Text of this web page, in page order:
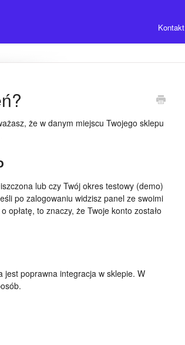
Kontakt
że w danym miejscu Twojego sklepu
lub czy Twój okres testowy (demo)
po zalogowaniu widzisz panel ze swoimi
to znaczy, że Twoje konto zostało
jest poprawna integracja w sklepie. W